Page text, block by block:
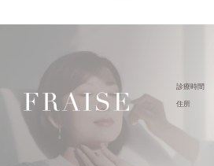
診療時間
住所